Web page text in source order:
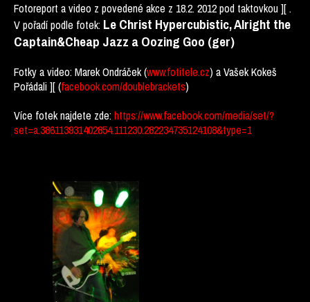
Fotoreport a video z povedené akce z 18.2. 2012 pod taktovkou ][ .
V pořadí podle fotek: Le Christ Hypercubistic, Alright the
Captain&Cheap Jazz a Oozing Goo (ger)
Fotky a video: Marek Ondráček (www.fotitele.cz) a Vašek Kokeš
Pořádali ][ (facebook.com/doublebrackets)
Více fotek najdete zde:https://www.facebook.com/media/set/?
set=a.386113931402854.111230.282234735124108&type=1